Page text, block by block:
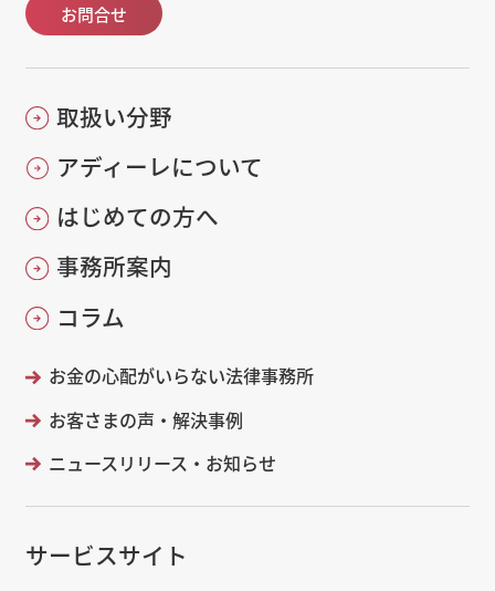
お問合せ
取扱い分野
アディーレについて
はじめての方へ
事務所案内
コラム
お金の心配がいらない法律事務所
お客さまの声・解決事例
ニュースリリース・お知らせ
サービスサイト